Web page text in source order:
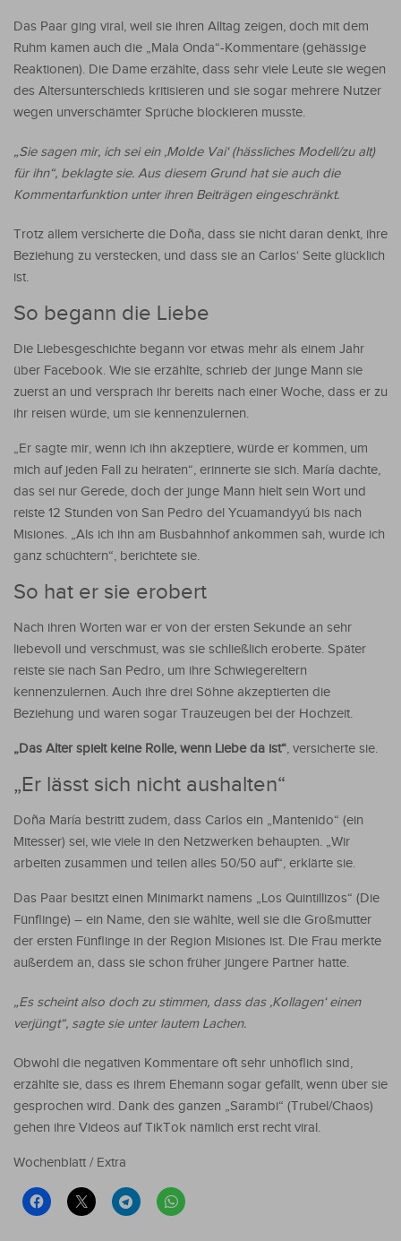
Das Paar ging viral, weil sie ihren Alltag zeigen, doch mit dem
Ruhm kamen auch die „Mala Onda“-Kommentare (gehässige
Reaktionen). Die Dame erzählte, dass sehr viele Leute sie wegen
des Altersunterschieds kritisieren und sie sogar mehrere Nutzer
wegen unverschämter Sprüche blockieren musste.
„Sie sagen mir, ich sei ein ‚Molde Vai‘ (hässliches Modell/zu alt)
für ihn“, beklagte sie. Aus diesem Grund hat sie auch die
Kommentarfunktion unter ihren Beiträgen eingeschränkt.
Trotz allem versicherte die Doña, dass sie nicht daran denkt, ihre
Beziehung zu verstecken, und dass sie an Carlos‘ Seite glücklich
ist.
So begann die Liebe
Die Liebesgeschichte begann vor etwas mehr als einem Jahr
über Facebook. Wie sie erzählte, schrieb der junge Mann sie
zuerst an und versprach ihr bereits nach einer Woche, dass er zu
ihr reisen würde, um sie kennenzulernen.
„Er sagte mir, wenn ich ihn akzeptiere, würde er kommen, um
mich auf jeden Fall zu heiraten“, erinnerte sie sich. María dachte,
das sei nur Gerede, doch der junge Mann hielt sein Wort und
reiste 12 Stunden von San Pedro del Ycuamandyyú bis nach
Misiones. „Als ich ihn am Busbahnhof ankommen sah, wurde ich
ganz schüchtern“, berichtete sie.
So hat er sie erobert
Nach ihren Worten war er von der ersten Sekunde an sehr
liebevoll und verschmust, was sie schließlich eroberte. Später
reiste sie nach San Pedro, um ihre Schwiegereltern
kennenzulernen. Auch ihre drei Söhne akzeptierten die
Beziehung und waren sogar Trauzeugen bei der Hochzeit.
„Das Alter spielt keine Rolle, wenn Liebe da ist“, versicherte sie.
„Er lässt sich nicht aushalten“
Doña María bestritt zudem, dass Carlos ein „Mantenido“ (ein
Mitesser) sei, wie viele in den Netzwerken behaupten. „Wir
arbeiten zusammen und teilen alles 50/50 auf“, erklärte sie.
Das Paar besitzt einen Minimarkt namens „Los Quintillizos“ (Die
Fünflinge) – ein Name, den sie wählte, weil sie die Großmutter
der ersten Fünflinge in der Region Misiones ist. Die Frau merkte
außerdem an, dass sie schon früher jüngere Partner hatte.
„Es scheint also doch zu stimmen, dass das ‚Kollagen‘ einen
verjüngt“, sagte sie unter lautem Lachen.
Obwohl die negativen Kommentare oft sehr unhöflich sind,
erzählte sie, dass es ihrem Ehemann sogar gefällt, wenn über sie
gesprochen wird. Dank des ganzen „Sarambi“ (Trubel/Chaos)
gehen ihre Videos auf TikTok nämlich erst recht viral.
Wochenblatt / Extra